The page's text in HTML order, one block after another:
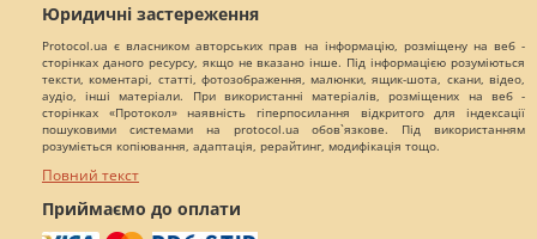
Юридичні застереження
Protocol.ua є власником авторських прав на інформацію, розміщену на веб -
сторінках даного ресурсу, якщо не вказано інше. Під інформацією розуміються
тексти, коментарі, статті, фотозображення, малюнки, ящик-шота, скани, відео,
аудіо, інші матеріали. При використанні матеріалів, розміщених на веб -
сторінках «Протокол» наявність гіперпосилання відкритого для індексації
пошуковими системами на protocol.ua обов`язкове. Під використанням
розуміється копіювання, адаптація, рерайтинг, модифікація тощо.
Повний текст
Приймаємо до оплати